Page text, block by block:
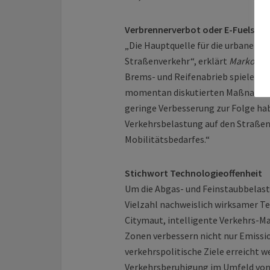
Verbrennerverbot oder E-Fuels
„Die Hauptquelle für die urbane
Straßenverkehr“, erklärt Marko
Brems- und Reifenabrieb spielen
momentan diskutierten
geringe Verbesserung zur Folge
Verkehrsbelastung auf den
Mobilitätsbedarfes.“
Stichwort Technologieoffenheit
Um die Abgas- und
Vielzahl nachweislich wirksamer
Citymaut, intelligente Verkehrs-
Zonen verbessern nicht nur
verkehrspolitische Ziele erreicht
Verkehrsberuhigung im Umfeld